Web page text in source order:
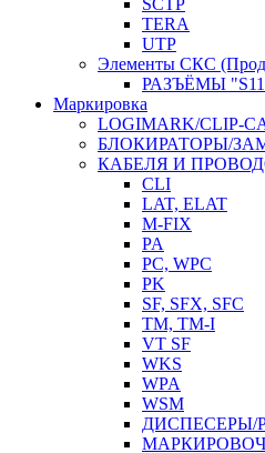
TERA
UTP
Элементы СКС
РАЗЪЁМЫ
Маркировка
LOGIMARK/CLIP-
БЛОКИРАТОРЫ/
КАБЕЛЯ И
CLI
LAT, ELAT
M-FIX
PA
PC, WРС
PK
SF, SFX, SFC
TM, TM-I
VT SF
WKS
WPA
WSM
ДИСПЕСЕРЫ/